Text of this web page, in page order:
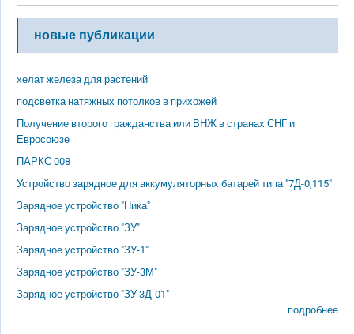
новые публикации
хелат железа для растений
подсветка натяжных потолков в прихожей
Получение второго гражданства или ВНЖ в странах СНГ и
Евросоюзе
ПАРКС 008
Устройство зарядное для аккумуляторных батарей типа "7Д-0,115"
Зарядное устройство "Ника"
Зарядное устройство "ЗУ"
Зарядное устройство "ЗУ-1"
Зарядное устройство "ЗУ-3М"
Зарядное устройство "ЗУ 3Д-01"
подробнее